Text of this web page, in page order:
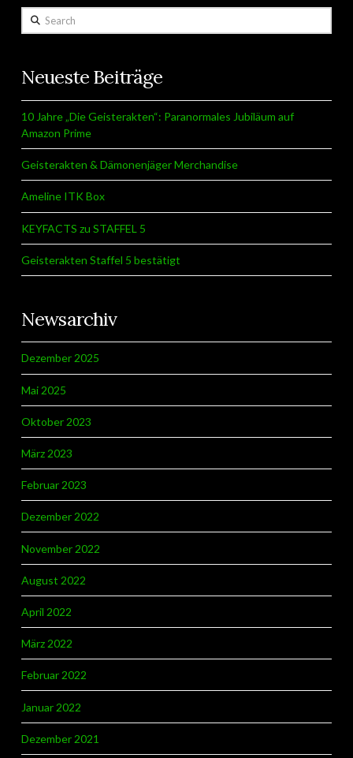
Search
Neueste Beiträge
10 Jahre „Die Geisterakten“: Paranormales Jubiläum auf
Amazon Prime
Geisterakten & Dämonenjäger Merchandise
Ameline ITK Box
KEYFACTS zu STAFFEL 5
Geisterakten Staffel 5 bestätigt
Newsarchiv
Dezember 2025
Mai 2025
Oktober 2023
März 2023
Februar 2023
Dezember 2022
November 2022
August 2022
April 2022
März 2022
Februar 2022
Januar 2022
Dezember 2021